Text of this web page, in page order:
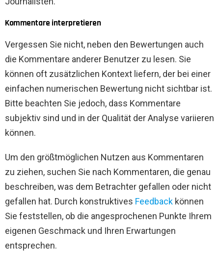
Kommentare interpretieren
Vergessen Sie nicht, neben den Bewertungen auch
die Kommentare anderer Benutzer zu lesen. Sie
können oft zusätzlichen Kontext liefern, der bei einer
einfachen numerischen Bewertung nicht sichtbar ist.
Bitte beachten Sie jedoch, dass Kommentare
subjektiv sind und in der Qualität der Analyse variieren
können.
Um den größtmöglichen Nutzen aus Kommentaren
zu ziehen, suchen Sie nach Kommentaren, die genau
beschreiben, was dem Betrachter gefallen oder nicht
gefallen hat. Durch konstruktives Feedback können
Sie feststellen, ob die angesprochenen Punkte Ihrem
eigenen Geschmack und Ihren Erwartungen
entsprechen.